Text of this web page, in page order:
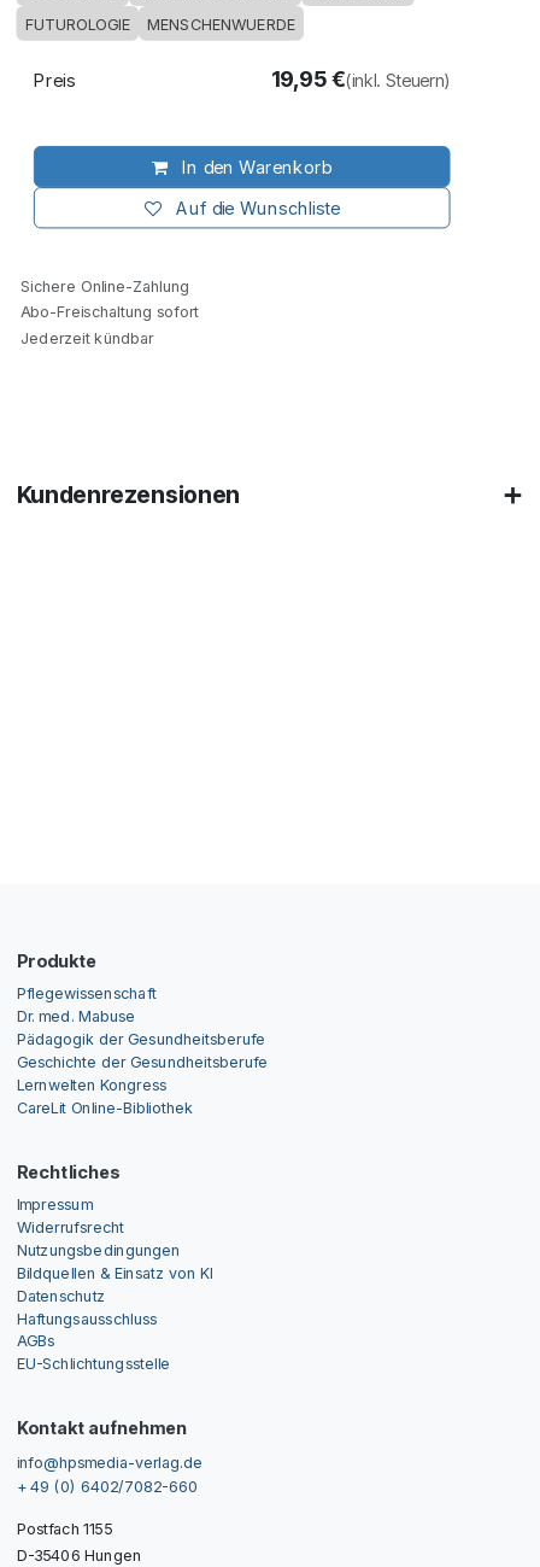
FUTUROLOGIE
MENSCHENWUERDE
In den Warenkorb
Auf die Wunschliste
Preis 19,95€(inkl. Steuern)
Sichere Online-Zahlung
Abo-Freischaltung sofort
Jederzeit kündbar
Kundenrezensionen
Produkte
Pflegewissenschaft
Dr. med. Mabuse
Pädagogik der Gesundheitsberufe
Geschichte der Gesundheitsberufe
Lernwelten Kongress
CareLit Online-Bibliothek
Rechtliches
Impressum
Widerrufsrecht
Nutzungsbedingungen
Bildquellen & Einsatz von KI
Datenschutz
Haftungsausschluss
AGBs
EU-Schlichtungsstelle
Kontakt aufnehmen
info@hpsmedia-verlag.de
+ 49 (0) 6402/7082-660
Postfach 1155
D-35406 Hungen